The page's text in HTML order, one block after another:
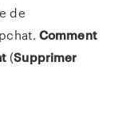
de
Comment
(Supprimer